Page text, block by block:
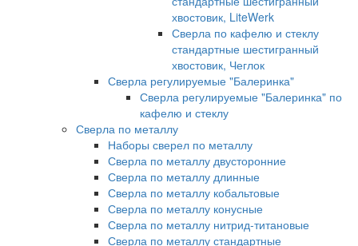
хвостовик, LiteWerk
Сверла по кафелю и стеклу
стандартные шестигранный
хвостовик, Чеглок
Сверла регулируемые "Балеринка"
Сверла регулируемые "Балеринка" по
кафелю и стеклу
Сверла по металлу
Наборы сверел по металлу
Сверла по металлу двусторонние
Сверла по металлу длинные
Сверла по металлу кобальтовые
Сверла по металлу конусные
Сверла по металлу нитрид-титановые
Сверла по металлу стандартные